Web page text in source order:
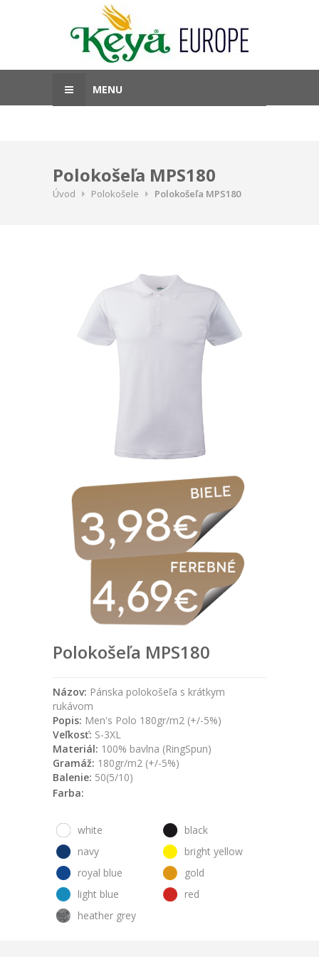
MENU
Polokošeľa MPS180
Úvod Polokošele Polokošeľa MPS180
Polokošeľa MPS180
Názov: Pánska polokošeľa s krátkym
rukávom
Popis: Men's Polo 180gr/m2 (+/-5%)
Veľkosť: S-3XL
Materiál: 100% bavlna (RingSpun)
Gramáž: 180gr/m2 (+/-5%)
Balenie: 50(5/10)
Farba:
white
black
navy
bright yellow
royal blue
gold
light blue
red
heather grey